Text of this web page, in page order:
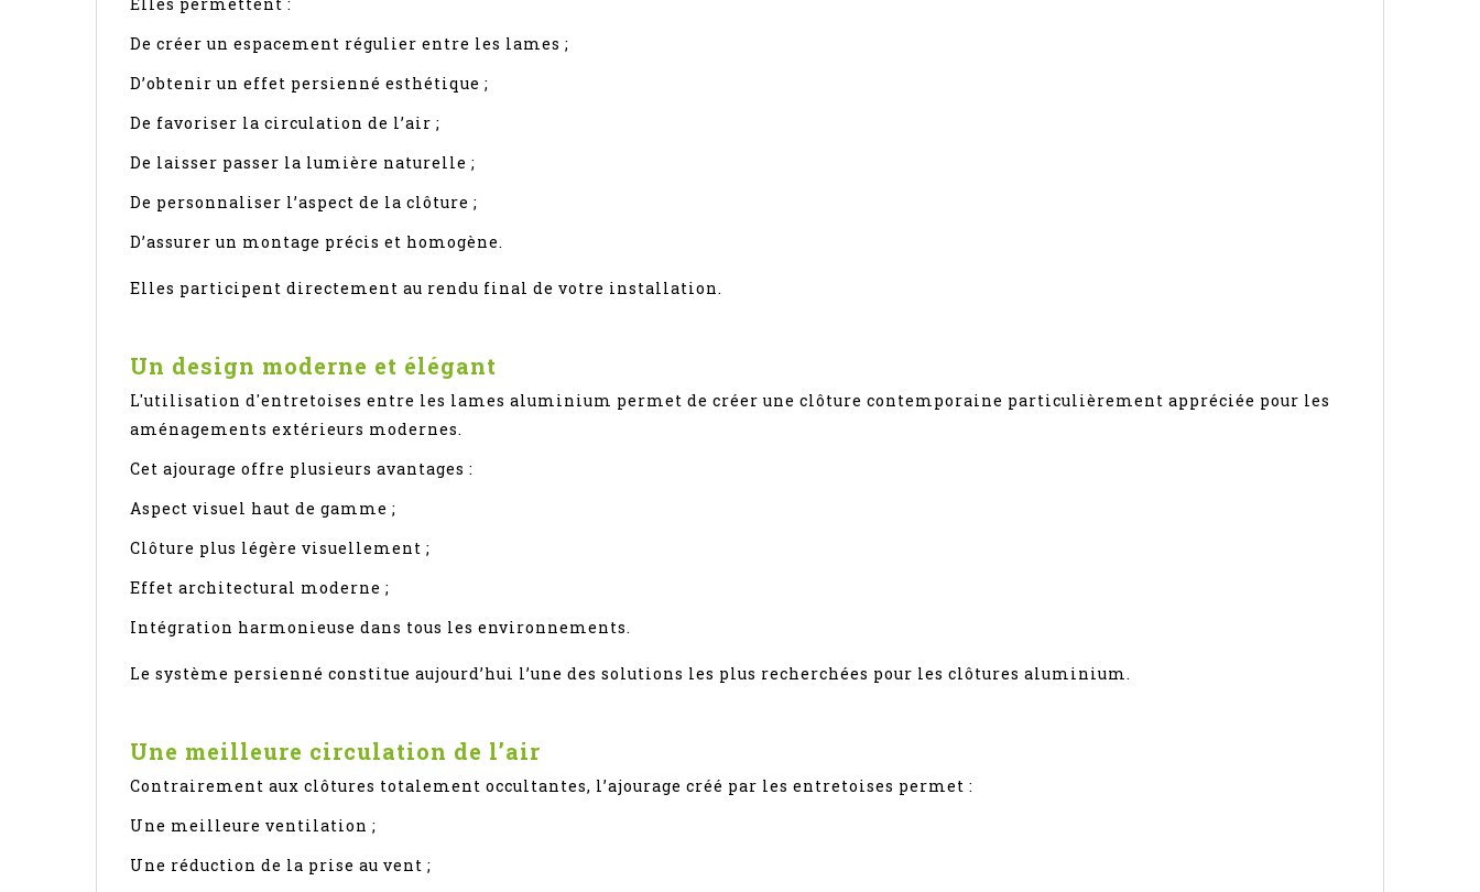
De créer un espacement régulier entre les lames ;
D’obtenir un effet persienné esthétique ;
De favoriser la circulation de l’air ;
De laisser passer la lumière naturelle ;
De personnaliser l’aspect de la clôture ;
D’assurer un montage précis et homogène.
Elles participent directement au rendu final de votre installation.
Un design moderne et élégant
L'utilisation d'entretoises entre les lames aluminium permet de créer une clôture contemporaine particulièrement appréciée pour les
aménagements extérieurs modernes.
Cet ajourage offre plusieurs avantages :
Aspect visuel haut de gamme ;
Clôture plus légère visuellement ;
Effet architectural moderne ;
Intégration harmonieuse dans tous les environnements.
Le système persienné constitue aujourd’hui l’une des solutions les plus recherchées pour les clôtures aluminium.
Une meilleure circulation de l’air
Contrairement aux clôtures totalement occultantes, l’ajourage créé par les entretoises permet :
Une meilleure ventilation ;
Une réduction de la prise au vent ;